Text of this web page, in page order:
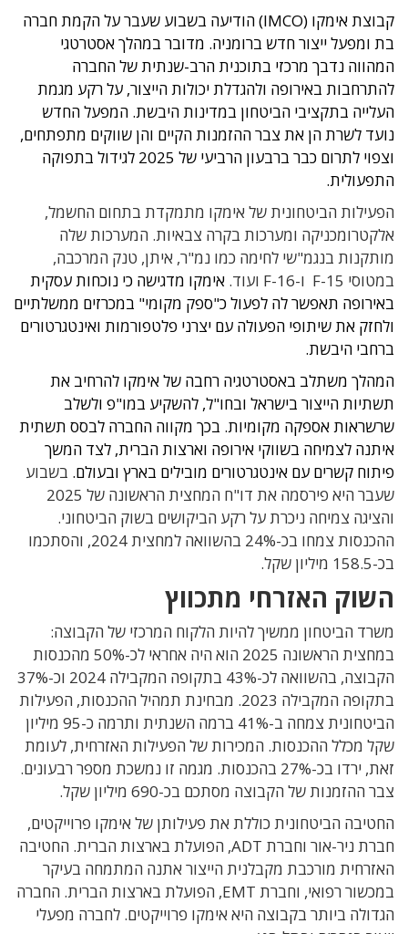
קבוצת אימקו (IMCO) הודיעה בשבוע שעבר על הקמת חברה
בת ומפעל ייצור חדש ברומניה. מדובר במהלך אסטרטגי
המהווה נדבך מרכזי בתוכנית הרב-שנתית של החברה
להתרחבות באירופה ולהגדלת יכולות הייצור, על רקע מגמת
העלייה בתקציבי הביטחון במדינות היבשת. המפעל החדש
נועד לשרת הן את צבר ההזמנות הקיים והן שווקים מתפתחים,
וצפוי לתרום כבר ברבעון הרביעי של 2025 לגידול בתפוקה
התפעולית.
הפעילות הביטחונית של אימקו מתמקדת בתחום החשמל,
אלקטרומכניקה ומערכות בקרה צבאיות. המערכות שלה
מותקנות בנגמ"שי לחימה כמו נמ"ר, איתן, טנק המרכבה,
במטוסי F-15 ו-F-16 ועוד.
אימקו מדגישה כי נוכחות עסקית
באירופה תאפשר לה לפעול כ"ספק מקומי" במכרזים ממשלתיים
ולחזק את שיתופי הפעולה עם יצרני פלטפורמות ואינטגרטורים
ברחבי היבשת.
המהלך משתלב באסטרטגיה רחבה של אימקו להרחיב את
תשתיות הייצור בישראל ובחו"ל, להשקיע במו"פ ולשלב
שרשראות אספקה מקומיות. בכך מקווה החברה לבסס תשתית
איתנה לצמיחה בשווקי אירופה וארצות הברית, לצד המשך
פיתוח קשרים עם אינטגרטורים מובילים בארץ ובעולם. בשבוע
שעבר היא פירסמה את דו"ח המחצית הראשונה של 2025
והציגה צמיחה ניכרת על רקע הביקושים בשוק הביטחוני.
ההכנסות צמחו בכ-24% בהשוואה למחצית 2024, והסתכמו
בכ-158.5 מיליון שקל.
השוק האזרחי מתכווץ
משרד הביטחון ממשיך להיות הלקוח המרכזי של הקבוצה:
במחצית הראשונה 2025 הוא היה אחראי לכ-50% מהכנסות
הקבוצה, בהשוואה לכ-43% בתקופה המקבילה 2024 וכ-37%
בתקופה המקבילה 2023. מבחינת תמהיל ההכנסות, הפעילות
הביטחונית צמחה ב-41% ברמה השנתית ותרמה כ-95 מיליון
שקל מכלל ההכנסות. המכירות של הפעילות האזרחית, לעומת
זאת, ירדו בכ-27% בהכנסות. מגמה זו נמשכת מספר רבעונים.
צבר ההזמנות של הקבוצה מסתכם בכ-690 מיליון שקל.
החטיבה הביטחונית כוללת את פעילותן של אימקו פרוייקטים,
חברת ניר-אור וחברת ADT, הפועלת בארצות הברית. החטיבה
האזרחית מורכבת מקבלנית הייצור אתנה המתמחה בעיקר
במכשור רפואי, וחברת EMT, הפועלת בארצות הברית. החברה
הגדולה ביותר בקבוצה היא אימקו פרוייקטים. לחברה מפעלי